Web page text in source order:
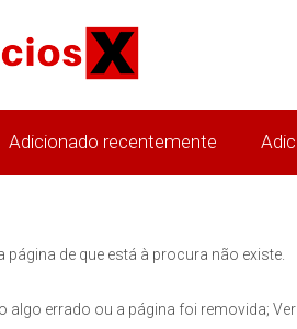
Adicionado recentemente
página de que está à procura não existe.
algo errado ou a página foi removida;